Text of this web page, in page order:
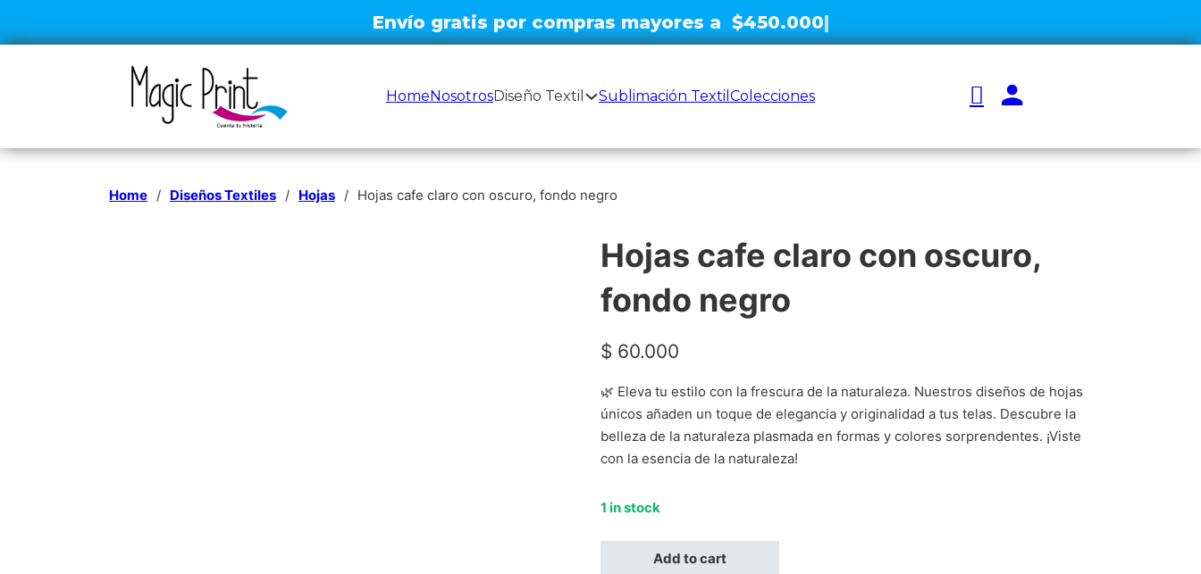
Envío gratis por compras mayores|
Home NosotrosDiseño Textil Sublimación Textil Colecciones
Home / Diseños Textiles / Hojas / Hojas cafe claro con oscuro, fondo negro
Hojas cafe claro con oscuro,
fondo negro
$ 60.000
🌿 Eleva tu estilo con la frescura de la naturaleza. Nuestros diseños de hojas
únicos añaden un toque de elegancia y originalidad a tus telas. Descubre la
belleza de la naturaleza plasmada en formas y colores sorprendentes. ¡Viste
con la esencia de la naturaleza!
1 in stock
Hojas cafe claro con oscuro, fondo negro quantity
Add to cart